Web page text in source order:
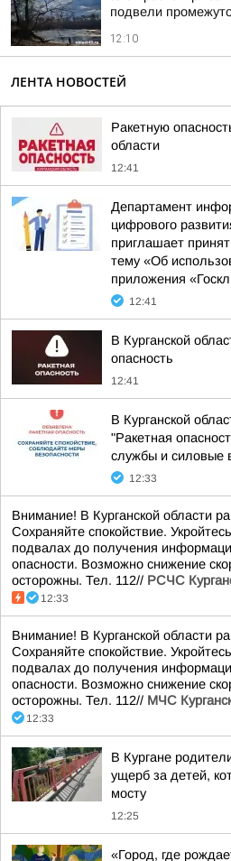
подвели
12:10
ЛЕНТА НОВОСТЕЙ
Ракетную
области
12:41
Департамент
цифрового
приглашает
тему «Об
приложения
12:41
В Курганской
опасность
12:41
В Курганской
"Ракетная
службы и силовые
12:33
Внимание! В Курганской области
Сохраняйте спокойствие.
подвалах до получения
опасности. Возможно снижение
осторожны. Тел. 112// РСЧС
12:33
Внимание! В Курганской области
Сохраняйте спокойствие.
подвалах до получения
опасности. Возможно снижение
осторожны. Тел. 112// МЧС
12:33
В Кургане
ущерб за детей,
мосту
12:25
«Город, где